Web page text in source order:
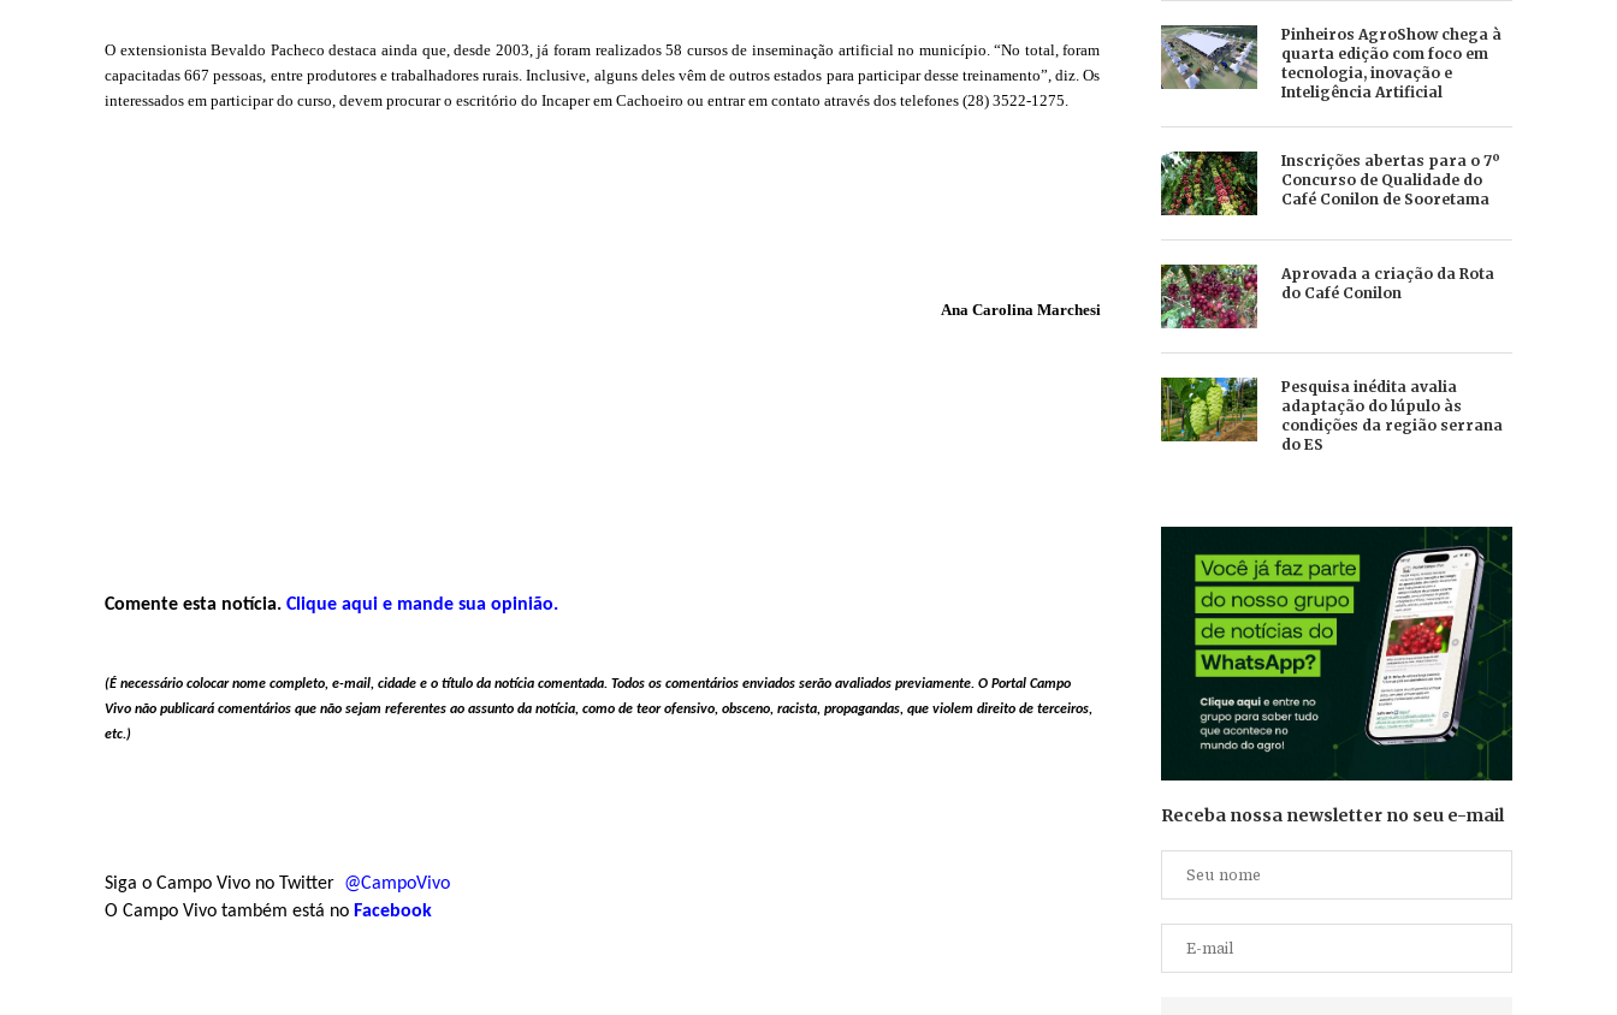
O extensionista Bevaldo Pacheco destaca ainda que, desde 2003, já foram realizados 58 cursos de inseminação artificial no município. “No total, foram
capacitadas 667 pessoas, entre produtores e trabalhadores rurais. Inclusive, alguns deles vêm de outros estados para participar desse treinamento”, diz. Os
interessados em participar do curso, devem procurar o escritório do Incaper em Cachoeiro ou entrar em contato através dos telefones (28) 3522-1275.
Ana Carolina Marchesi
Comente esta notícia. Clique aqui e mande sua opinião.
(É necessário colocar nome completo, e-mail, cidade e o título da notícia comentada. Todos os comentários enviados serão avaliados previamente. O Portal Campo
Vivo não publicará comentários que não sejam referentes ao assunto da notícia, como de teor ofensivo, obsceno, racista, propagandas, que violem direito de terceiros,
etc.)
Siga o Campo Vivo no Twitter @CampoVivo
O Campo Vivo também está no Facebook
Pinheiros AgroShow chega à
quarta edição com foco em
tecnologia, inovação e
Inteligência Artificial
Inscrições abertas para o 7º
Concurso de Qualidade do
Café Conilon de Sooretama
Aprovada a criação da Rota
do Café Conilon
Pesquisa inédita avalia
adaptação do lúpulo às
condições da região serrana
do ES
Receba nossa newsletter no seu e-mail